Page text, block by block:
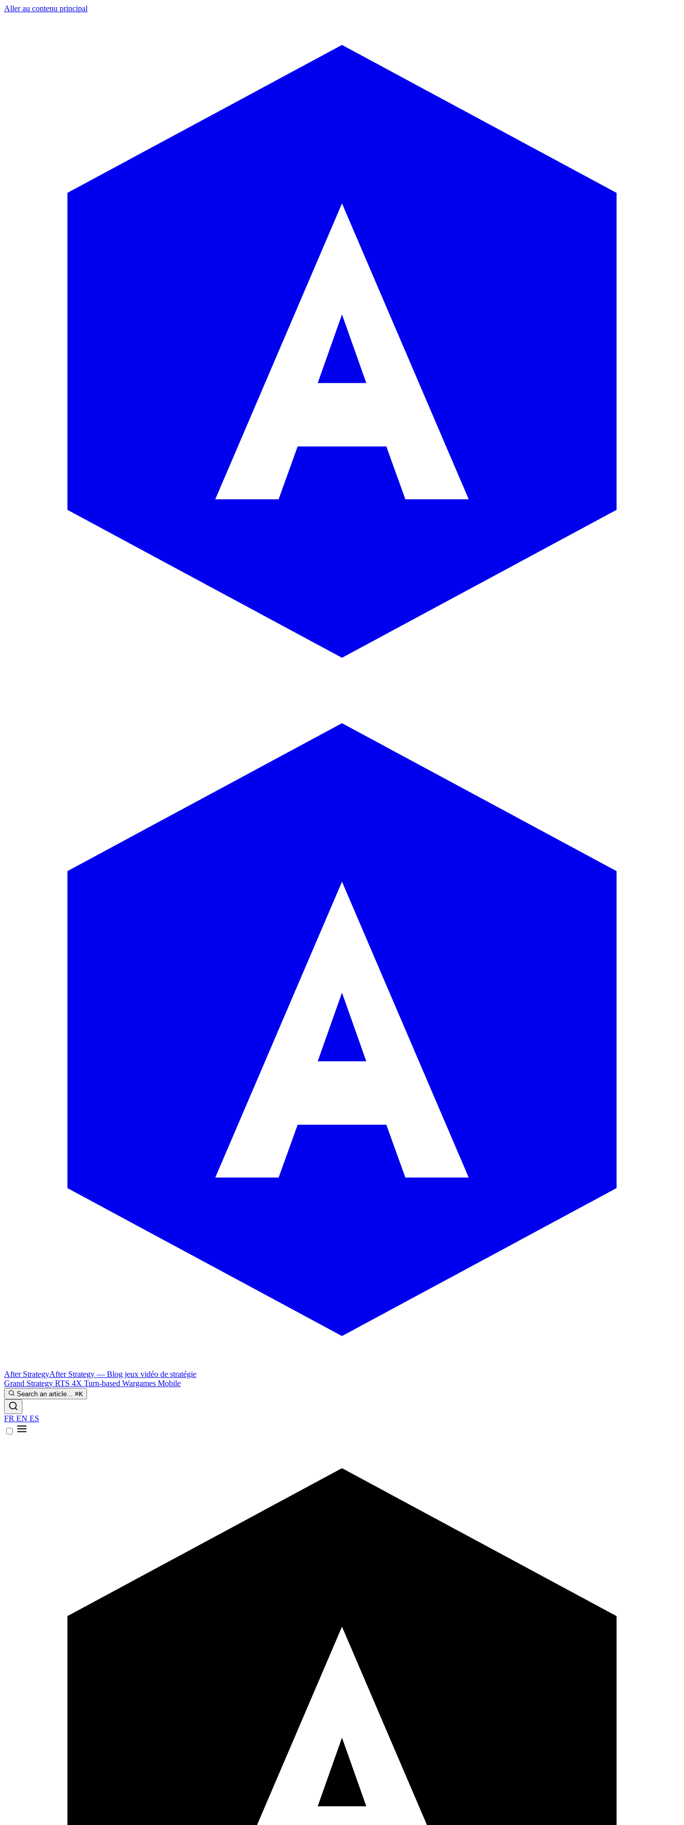
Aller au contenu principal
After StrategyAfter Strategy — Blog jeux vidéo de stratégie
Grand Strategy RTS 4X Turn-based Wargames Mobile
Search an article... ⌘K
FR EN ES